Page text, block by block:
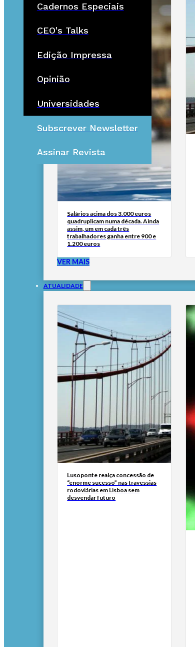
Cadernos Especiais
CEO's Talks
Edição Impressa
Opinião
Universidades
Subscrever Newsletter
Assinar Revista
Salários acima dos 3.000 euros
quadruplicam numa década. Ainda
assim, um em cada três
trabalhadores ganha entre 900 e
1.200 euros
VER MAIS
ATUALIDADE
Lusoponte realça concessão de
“enorme sucesso” nas travessias
rodoviárias em Lisboa sem
desvendar futuro